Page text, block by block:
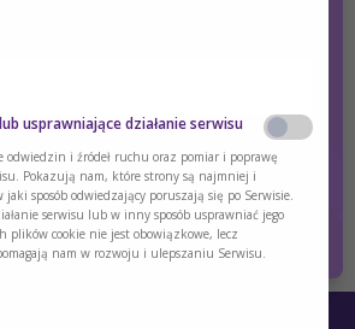
farmacji, pielęgniarstwa,
dietetyki?
Tak Nie
usprawniające działanie serwisu
i źródeł ruchu oraz pomiar i poprawę
Pokazują nam, które strony są najmniej i
sposób odwiedzający poruszają się po Serwisie.
serwisu lub w inny sposób usprawniać jego
plików cookie nie jest obowiązkowe, lecz
nam w rozwoju i ulepszaniu Serwisu.